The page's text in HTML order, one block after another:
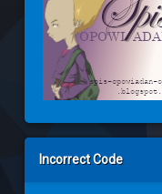
Incorrect Code